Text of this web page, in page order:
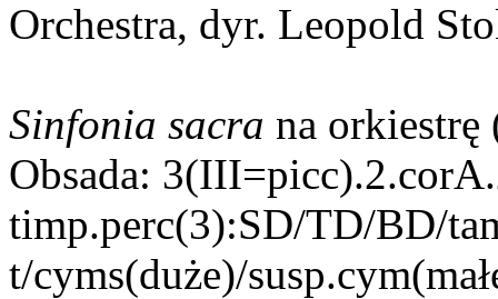
Orchestra, dyr. Leopold
Sinfonia sacra na orkiestrę
Obsada:
timp.perc(3):SD/TD/BD/
t/cyms(duże)/